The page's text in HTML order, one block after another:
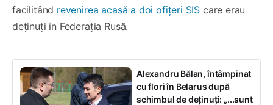
facilitând revenirea acasă a doi ofițeri SIS care erau
deținuți în Federația Rusă.
Alexandru Bălan, întâmpinat
cu flori în Belarus după
schimbul de deținuți: „...sunt